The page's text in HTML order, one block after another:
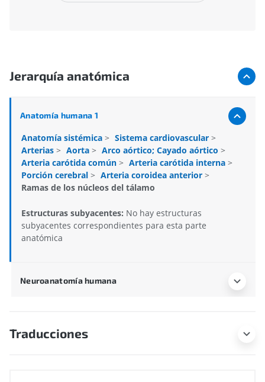
Jerarquía anatómica
Anatomía humana 1
Anatomía sistémica > Sistema cardiovascular >
Arterias > Aorta > Arco aórtico; Cayado aórtico >
Arteria carótida común > Arteria carótida interna >
Porción cerebral > Arteria coroidea anterior >
Ramas de los núcleos del tálamo
Estructuras subyacentes: No hay estructuras
subyacentes correspondientes para esta parte
anatómica
Neuroanatomía humana
Traducciones